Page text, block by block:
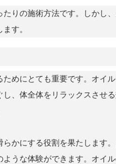
りの施術方法です。しかし
す。
めにとても重要です。オイ
、体全体をリラックスさせ
かにする役割を果たします
うな体験ができます。オイ